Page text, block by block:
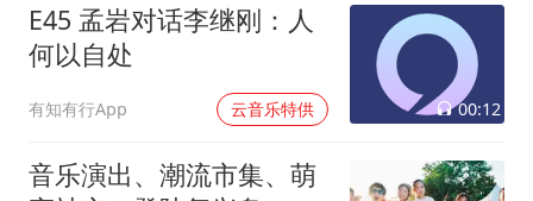
E45 孟岩对话李继刚：人
何以自处
有知有行App 云音乐特供 00:12
音乐演出、潮流市集、萌